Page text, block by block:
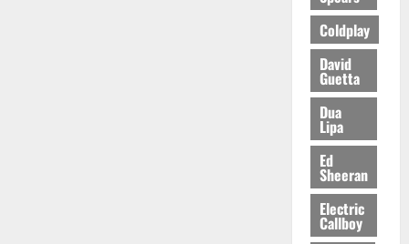
Coldplay
David
Guetta
Dua
Lipa
Ed
Sheeran
Electric
Callboy